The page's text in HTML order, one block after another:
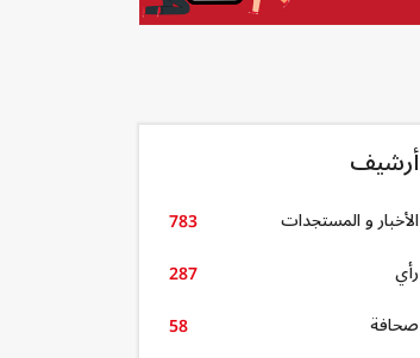
أرشيف
الأخبار و المستجدات
783
رأي
287
صحافة
58